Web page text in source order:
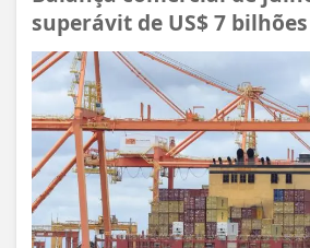
superávit de US$ 7 bilhões